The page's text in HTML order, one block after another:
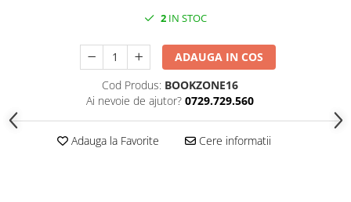
2 IN STOC
ADAUGA IN COS
Cod Produs: BOOKZONE16
Ai nevoie de ajutor? 0729.729.560
Adauga la Favorite Cere informatii